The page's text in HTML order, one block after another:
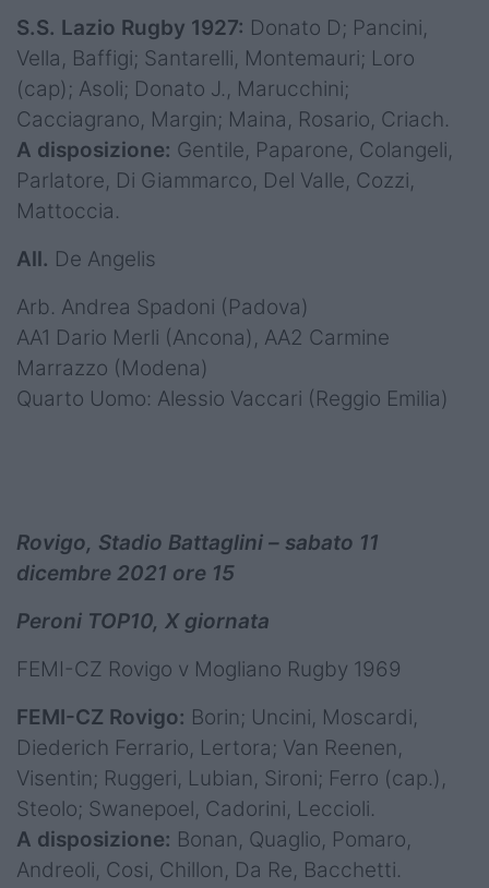
S.S. Lazio Rugby 1927: Donato D; Pancini,
Vella, Baffigi; Santarelli, Montemauri; Loro
(cap); Asoli; Donato J., Marucchini;
Cacciagrano, Margin; Maina, Rosario, Criach.
A disposizione: Gentile, Paparone, Colangeli,
Parlatore, Di Giammarco, Del Valle, Cozzi,
Mattoccia.
All. De Angelis
Arb. Andrea Spadoni (Padova)
AA1 Dario Merli (Ancona), AA2 Carmine
Marrazzo (Modena)
Quarto Uomo: Alessio Vaccari (Reggio Emilia)
Rovigo, Stadio Battaglini – sabato 11
dicembre 2021 ore 15
Peroni TOP10, X giornata
FEMI-CZ Rovigo v Mogliano Rugby 1969
FEMI-CZ Rovigo: Borin; Uncini, Moscardi,
Diederich Ferrario, Lertora; Van Reenen,
Visentin; Ruggeri, Lubian, Sironi; Ferro (cap.),
Steolo; Swanepoel, Cadorini, Leccioli.
A disposizione: Bonan, Quaglio, Pomaro,
Andreoli, Cosi, Chillon, Da Re, Bacchetti.